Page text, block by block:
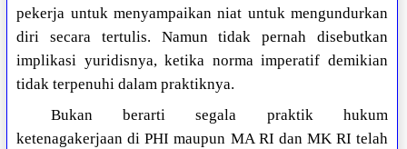
pekerja untuk menyampaikan niat untuk mengundurkan
diri secara tertulis. Namun tidak pernah disebutkan
implikasi yuridisnya, ketika norma imperatif demikian
tidak terpenuhi dalam praktiknya.
Bukan berarti segala praktik hukum
ketenagakerjaan di PHI maupun MA RI dan MK RI telah